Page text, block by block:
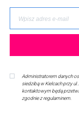
Administratorem danych
siedzibą w Kielcach przy
kontaktowym będą
zgodnie z regulaminem.